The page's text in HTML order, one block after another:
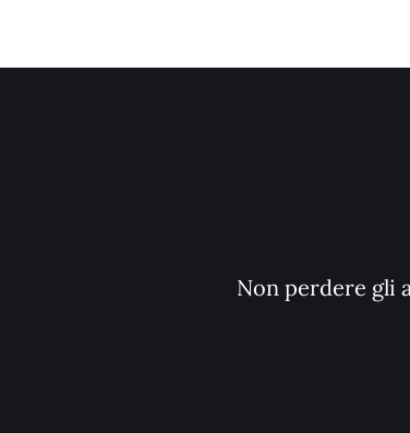
Non perdere gli